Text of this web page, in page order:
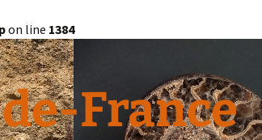
on line 1384
France